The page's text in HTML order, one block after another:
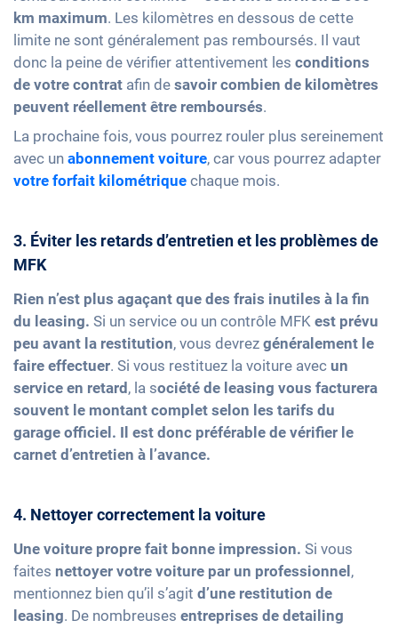
km maximum. Les kilomètres en dessous de cette
limite ne sont généralement pas remboursés. Il vaut
donc la peine de vérifier attentivement les conditions
de votre contrat afin de savoir combien de kilomètres
peuvent réellement être remboursés.
La prochaine fois, vous pourrez rouler plus sereinement
avec un abonnement voiture, car vous pourrez adapter
votre forfait kilométrique chaque mois.
3. Éviter les retards d’entretien et les problèmes de
MFK
Rien n’est plus agaçant que des frais inutiles à la fin
du leasing. Si un service ou un contrôle MFK est prévu
peu avant la restitution, vous devrez généralement le
faire effectuer. Si vous restituez la voiture avec un
service en retard , la société de leasing vous facturera
souvent le montant complet selon les tarifs du
garage officiel. Il est donc préférable de vérifier le
carnet d’entretien à l’avance.
4. Nettoyer correctement la voiture
Une voiture propre fait bonne impression. Si vous
faites nettoyer votre voiture par un professionnel ,
mentionnez bien qu’il s’agit d’une restitution de
leasing. De nombreuses entreprises de detailing